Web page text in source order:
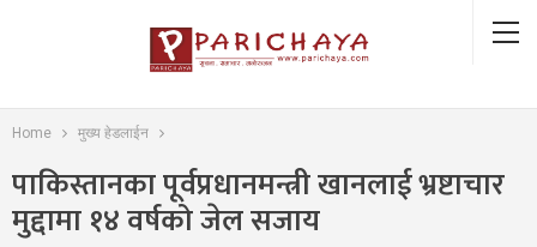
Home मुख्य हेडलाईन
पाकिस्तानका पूर्वप्रधानमन्त्री खानलाई भ्रष्टाचार
मुद्दामा १४ वर्षको जेल सजाय